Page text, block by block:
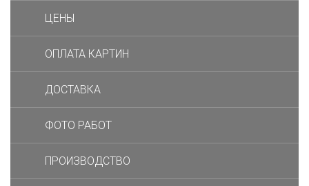
ЦЕНЫ
ОПЛАТА КАРТИН
ДОСТАВКА
ФОТО РАБОТ
ПРОИЗВОДСТВО